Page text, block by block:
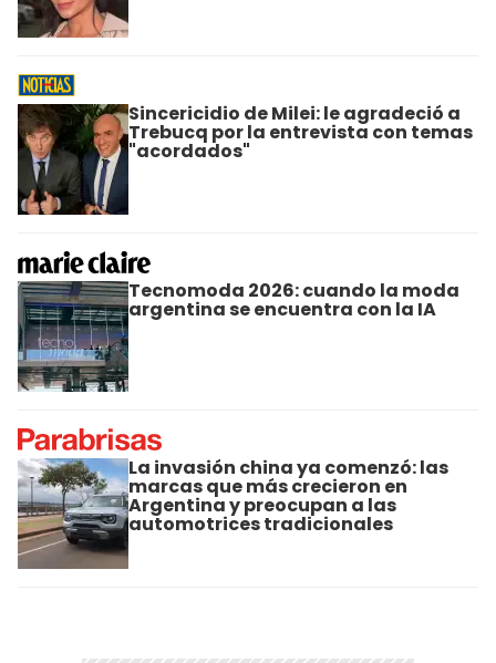
Sincericidio de Milei: le agradeció a
Trebucq por la entrevista con temas
"acordados"
Tecnomoda 2026: cuando la moda
argentina se encuentra con la IA
La invasión china ya comenzó: las
marcas que más crecieron en
Argentina y preocupan a las
automotrices tradicionales